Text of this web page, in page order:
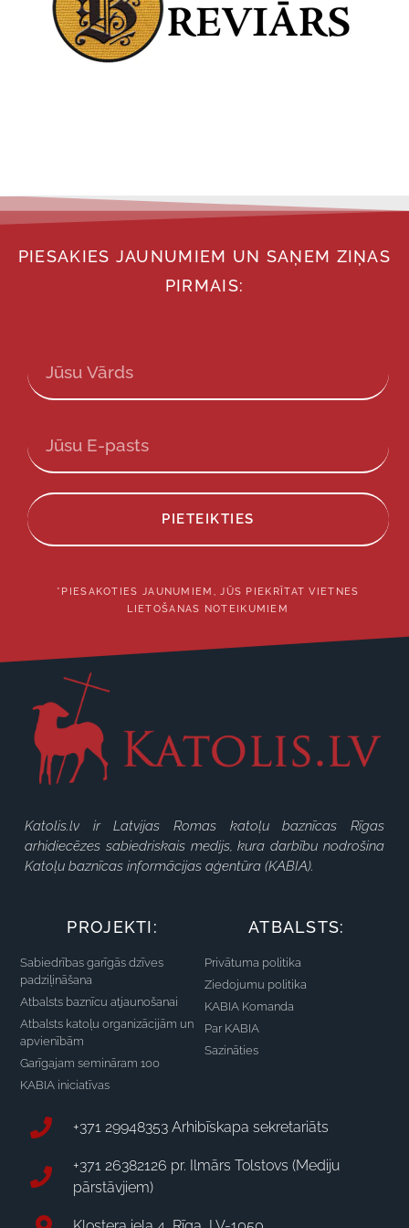
PIESAKIES JAUNUMIEM UN SAŅEM ZIŅAS
PIRMAIS:
PIETEIKTIES
*PIESAKOTIES JAUNUMIEM, JŪS PIEKRĪTAT VIETNES
LIETOŠANAS NOTEIKUMIEM
Katolis.lv ir Latvijas Romas katoļu baznīcas Rīgas
arhidiecēzes sabiedriskais medijs, kura darbību nodrošina
Katoļu baznīcas informācijas aģentūra (KABIA).
PROJEKTI:
Sabiedrības garīgās dzīves
padziļināšana
Atbalsts baznīcu atjaunošanai
Atbalsts katoļu organizācijām un
apvienībām
Garīgajam semināram 100
KABIA iniciatīvas
ATBALSTS:
Privātuma politika
Ziedojumu politika
KABIA Komanda
Par KABIA
Sazināties
+371 29948353 Arhibīskapa sekretariāts
+371 26382126 pr. Ilmārs Tolstovs (Mediju
pārstāvjiem)